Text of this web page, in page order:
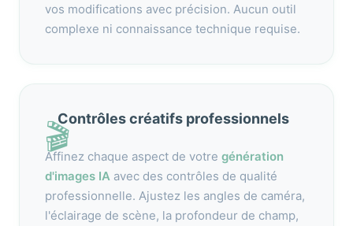
vos modifications avec précision. Aucun outil
complexe ni connaissance technique requise.
🎬Contrôles créatifs professionnels
Affinez chaque aspect de votre génération
d'images IA avec des contrôles de qualité
professionnelle. Ajustez les angles de caméra,
l'éclairage de scène, la profondeur de champ,